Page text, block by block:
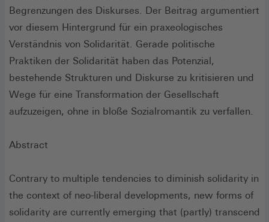
Begrenzungen des Diskurses. Der Beitrag argumentiert
vor diesem Hintergrund für ein praxeologisches
Verständnis von Solidarität. Gerade politische
Praktiken der Solidarität haben das Potenzial,
bestehende Strukturen und Diskurse zu kritisieren und
Wege für eine Transformation der Gesellschaft
aufzuzeigen, ohne in bloße Sozialromantik zu verfallen.
Abstract
Contrary to multiple tendencies to diminish solidarity in
the context of neo-liberal developments, new forms of
solidarity are currently emerging that (partly) transcend